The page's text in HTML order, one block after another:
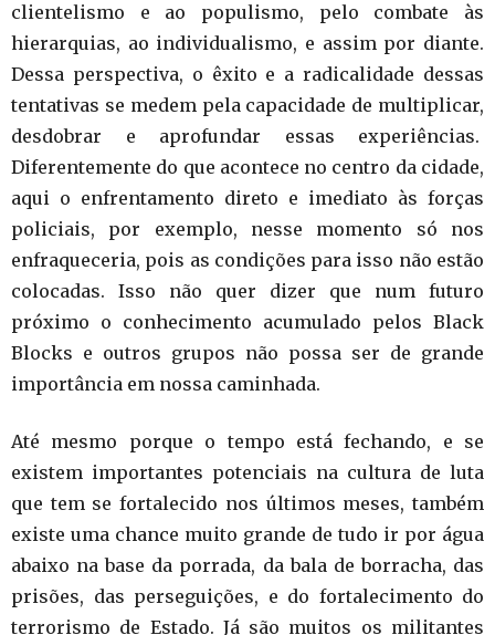
clientelismo e ao populismo, pelo combate às
hierarquias, ao individualismo, e assim por diante.
Dessa perspectiva, o êxito e a radicalidade dessas
tentativas se medem pela capacidade de multiplicar,
desdobrar e aprofundar essas experiências.
Diferentemente do que acontece no centro da cidade,
aqui o enfrentamento direto e imediato às forças
policiais, por exemplo, nesse momento só nos
enfraqueceria, pois as condições para isso não estão
colocadas. Isso não quer dizer que num futuro
próximo o conhecimento acumulado pelos Black
Blocks e outros grupos não possa ser de grande
importância em nossa caminhada.
Até mesmo porque o tempo está fechando, e se
existem importantes potenciais na cultura de luta
que tem se fortalecido nos últimos meses, também
existe uma chance muito grande de tudo ir por água
abaixo na base da porrada, da bala de borracha, das
prisões, das perseguições, e do fortalecimento do
terrorismo de Estado. Já são muitos os militantes